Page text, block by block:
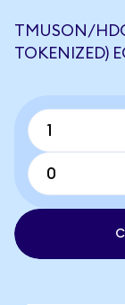
TMUSON/
TOKENIZED)